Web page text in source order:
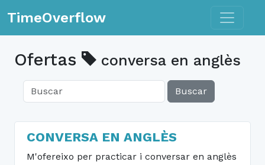
TimeOverflow Toggle
Ofertas conversa en anglès
Buscar
CONVERSA EN ANGLÈS
M'ofereixo per practicar i conversar en anglès